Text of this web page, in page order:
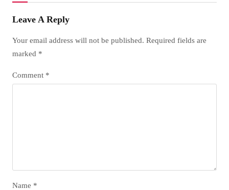
Leave A Reply
Your email address will not be published. Required fields are
marked *
Comment *
Name *